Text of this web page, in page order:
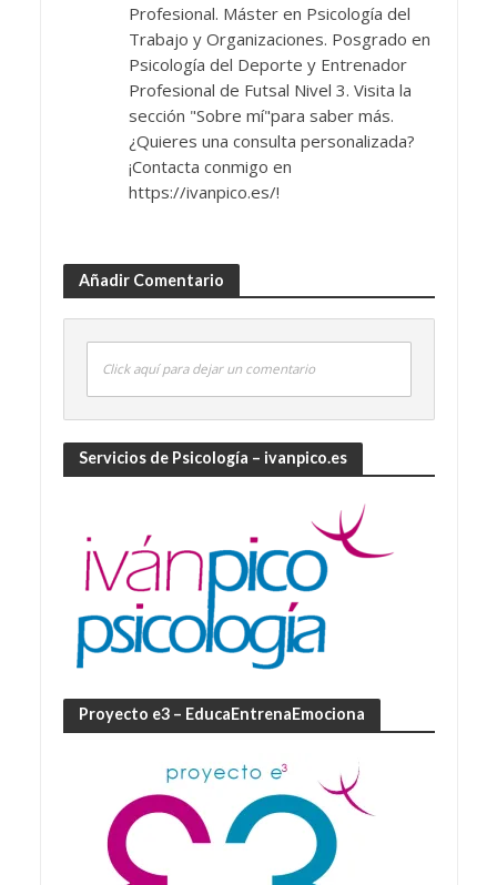
Profesional. Máster en Psicología del
Trabajo y Organizaciones. Posgrado en
Psicología del Deporte y Entrenador
Profesional de Futsal Nivel 3. Visita la
sección "Sobre mí"para saber más.
¿Quieres una consulta personalizada?
¡Contacta conmigo en
https://ivanpico.es/!
Añadir Comentario
Click aquí para dejar un comentario
Servicios de Psicología – ivanpico.es
Proyecto e3 – EducaEntrenaEmociona